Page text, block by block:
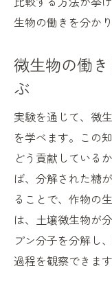
生物の働きを分か
微生物の働
ぶ
実験を通じて、微
を学べます。この
どう貢献している
ば、分解された糖
ることで、作物の
は、土壌微生物が
プン分子を分解し
過程を観察できます